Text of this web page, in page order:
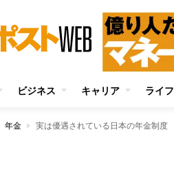
ビジネス キャリア ライフ
年金 実は優遇されている日本の年金制度